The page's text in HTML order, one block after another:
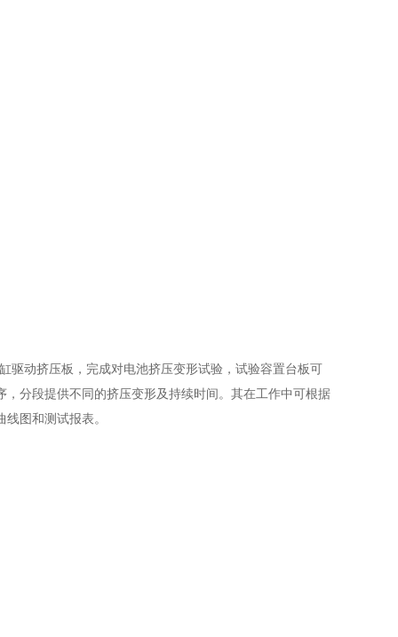
驱动挤压板，完成对电池挤压变形试验，试验容置台板可
分段提供不同的挤压变形及持续时间。其在工作中可根据
图和测试报表。